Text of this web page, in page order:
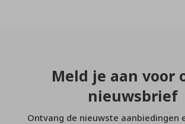
Meld je aan voor
nieuwsbrief
Ontvang de nieuwste aanbiedingen